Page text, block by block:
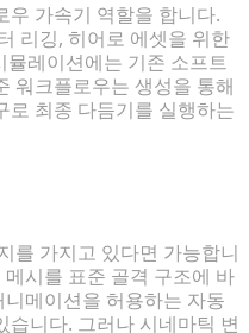
우 가속기 역할을 합니다.
리깅, 히어로 에셋을 위한
레이션에는 기존 소프트
워크플로우는 생성을 통해
로 최종 다듬기를 실행하는
를 가지고 있다면 가능합니
시를 표준 골격 구조에 바
메이션을 허용하는 자동
니다. 그러나 시네마틱 변